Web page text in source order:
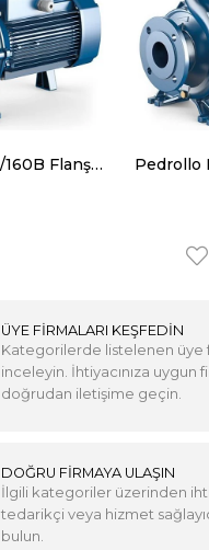
Pedrollo F 32/160B Flanşlı Santrifüj Pompa 31 mss 24 m³/h
ÜYE FİRMALARI KEŞFEDİN
Kategorilerde listelenen üye
inceleyin. İhtiyacınıza uygun
doğrudan iletişime geçin.
DOĞRU FİRMAYA ULAŞIN
İlgili kategoriler üzerinden
tedarikçi veya hizmet
bulun.